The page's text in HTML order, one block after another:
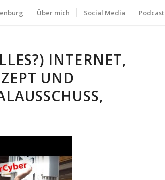
Über mich Social Media Podcast
INTERNET,
UND